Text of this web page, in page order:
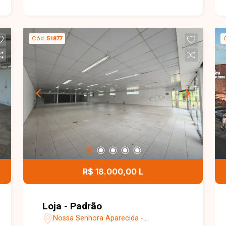
Cód. 51877
R$ 18.000,00 L
Loja - Padrão
Nossa Senhora Aparecida -